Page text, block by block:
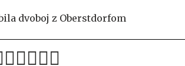
dvoboj z Oberstdorfom